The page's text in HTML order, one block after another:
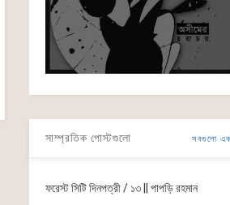
সাম্প্রতিক পোস্টগুলো সবগুলো
ফরেস্ট সিটি দিনপত্রী / ১৩ || পাপড়ি রহমান